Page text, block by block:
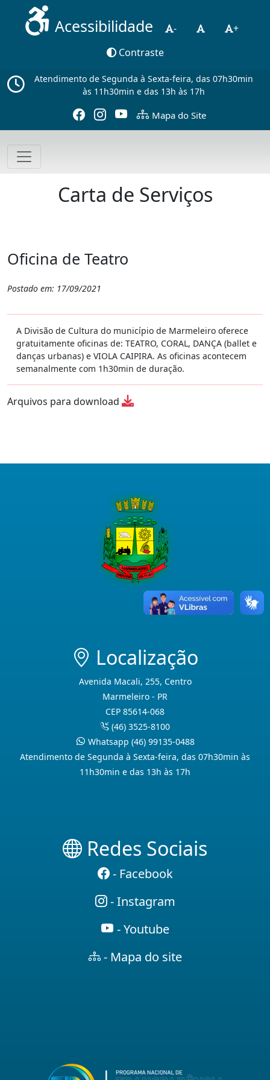
Acessibilidade -
+
Contraste
Atendimento de Segunda à Sexta-feira, das 07h30min
às 11h30min e das 13h às 17h
Mapa do Site
Carta de Serviços
Oficina de Teatro
Postado em: 17/09/2021
A Divisão de Cultura do município de Marmeleiro oferece
gratuitamente oficinas de: TEATRO, CORAL, DANÇA (ballet e
danças urbanas) e VIOLA CAIPIRA. As oficinas acontecem
semanalmente com 1h30min de duração.
Arquivos para download
Localização
Avenida Macali, 255, Centro
Marmeleiro - PR
CEP 85614-068
(46) 3525-8100
Whatsapp (46) 99135-0488
Atendimento de Segunda à Sexta-feira, das 07h30min às
11h30min e das 13h às 17h
Redes Sociais
- Facebook
- Instagram
- Youtube
- Mapa do site